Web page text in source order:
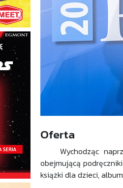
Oferta
Wychodząc
obejmującą
książki dla dzieci,